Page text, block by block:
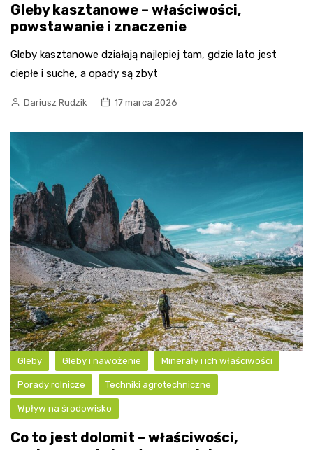
Gleby kasztanowe – właściwości,
powstawanie i znaczenie
Gleby kasztanowe działają najlepiej tam, gdzie lato jest
ciepłe i suche, a opady są zbyt
Dariusz Rudzik 17 marca 2026
Gleby Gleby i nawożenie Minerały i ich właściwości
Porady rolnicze Techniki agrotechniczne
Wpływ na środowisko
Co to jest dolomit – właściwości,